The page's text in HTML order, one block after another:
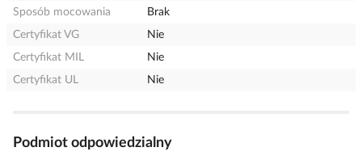
Sposób mocowania
Brak
Certyfikat VG
Nie
Certyfikat MIL
Nie
Certyfikat UL
Nie
Podmiot odpowiedzialny